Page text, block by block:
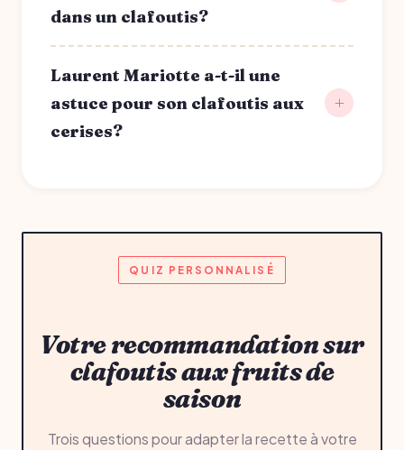
dans un clafoutis?
Laurent Mariotte a-t-il une
astuce pour son clafoutis aux
cerises?
QUIZ PERSONNALISÉ
Votre recommandation sur
clafoutis aux fruits de
saison
Trois questions pour adapter la recette à votre